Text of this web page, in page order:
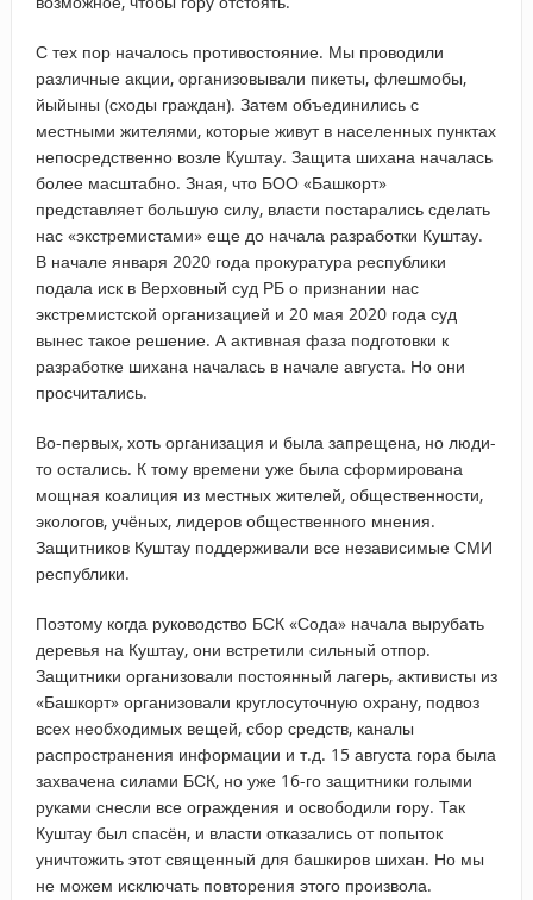
С тех пор началось противостояние. Мы проводили
различные акции, организовывали пикеты, флешмобы,
йыйыны (сходы граждан). Затем объединились с
местными жителями, которые живут в населенных пунктах
непосредственно возле Куштау. Защита шихана началась
более масштабно. Зная, что БОО «Башкорт»
представляет большую силу, власти постарались сделать
нас «экстремистами» еще до начала разработки Куштау.
В начале января 2020 года прокуратура республики
подала иск в Верховный суд РБ о признании нас
экстремистской организацией и 20 мая 2020 года суд
вынес такое решение. А активная фаза подготовки к
разработке шихана началась в начале августа. Но они
просчитались.
Во-первых, хоть организация и была запрещена, но люди-
то остались. К тому времени уже была сформирована
мощная коалиция из местных жителей, общественности,
экологов, учёных, лидеров общественного мнения.
Защитников Куштау поддерживали все независимые СМИ
республики.
Поэтому когда руководство БСК «Сода» начала вырубать
деревья на Куштау, они встретили сильный отпор.
Защитники организовали постоянный лагерь, активисты из
«Башкорт» организовали круглосуточную охрану, подвоз
всех необходимых вещей, сбор средств, каналы
распространения информации и т.д. 15 августа гора была
захвачена силами БСК, но уже 16-го защитники голыми
руками снесли все ограждения и освободили гору. Так
Куштау был спасён, и власти отказались от попыток
уничтожить этот священный для башкиров шихан. Но мы
не можем исключать повторения этого произвола.